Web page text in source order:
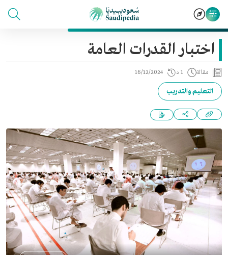
اختبار القدرات العامة
مقالة 1 د 16/12/2024
التعليم والتدريب